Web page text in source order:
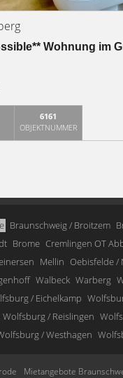
Wohnung im
6161
OBJEKTNUMMER
Braunschweig / Broitzem
Brome Cremlingen OT
Mellin Oebisfelde /
Walbeck Warberg
/ Eichelkamp
Wolfsburg / Reislingen
/ Westhagen
Mietangebote